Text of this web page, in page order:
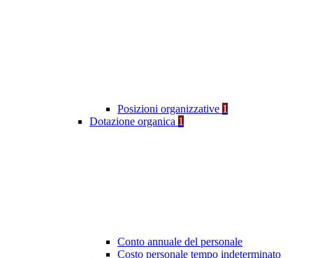
Posizioni organizzative 1
Dotazione organica 1
Conto annuale del personale
Costo personale tempo indeterminato